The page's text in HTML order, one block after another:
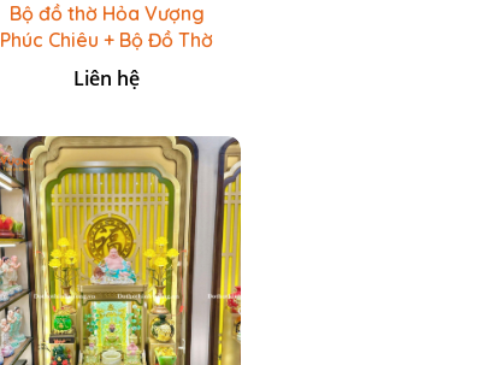
Bộ đồ thờ Hỏa Vượng
Phúc Chiêu + Bộ Đồ Thờ
Đá Đỏ Bọc Đồng Cao
cấp
Liên hệ